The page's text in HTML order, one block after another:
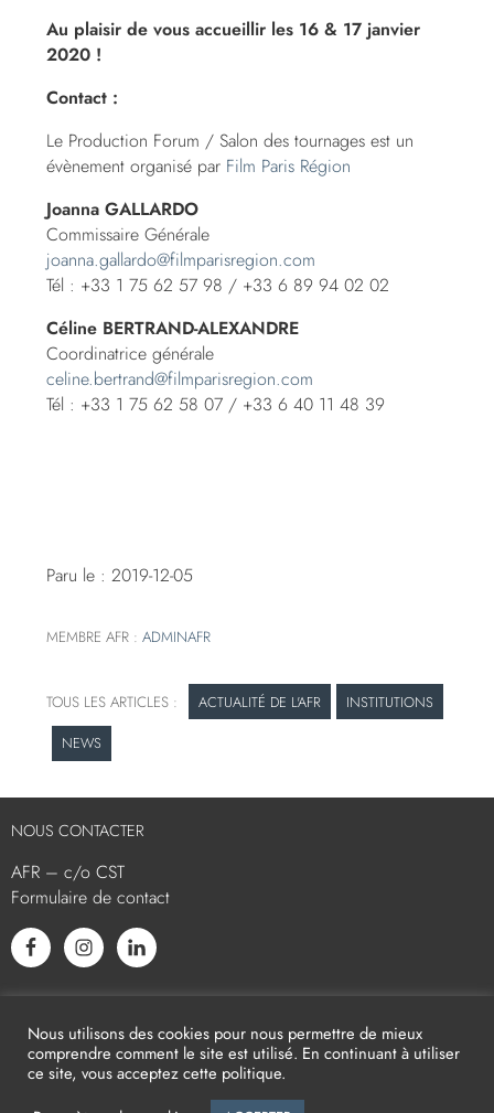
Au plaisir de vous accueillir les 16 & 17 janvier
2020 !
Contact :
Le Production Forum / Salon des tournages est un
évènement organisé par Film Paris Région
Joanna GALLARDO
Commissaire Générale
joanna.gallardo@filmparisregion.com
Tél : +33 1 75 62 57 98 / +33 6 89 94 02 02
Céline BERTRAND-ALEXANDRE
Coordinatrice générale
celine.bertrand@filmparisregion.com
Tél : +33 1 75 62 58 07 / +33 6 40 11 48 39
Paru le : 2019-12-05
MEMBRE AFR :ADMINAFR
ACTUALITÉ DE L'AFR
INSTITUTIONS
NEWS
NOUS CONTACTER
AFR – c/o CST
Formulaire de contact
Nous utilisons des cookies pour nous permettre de mieux
comprendre comment le site est utilisé. En continuant à utiliser
ce site, vous acceptez cette politique.